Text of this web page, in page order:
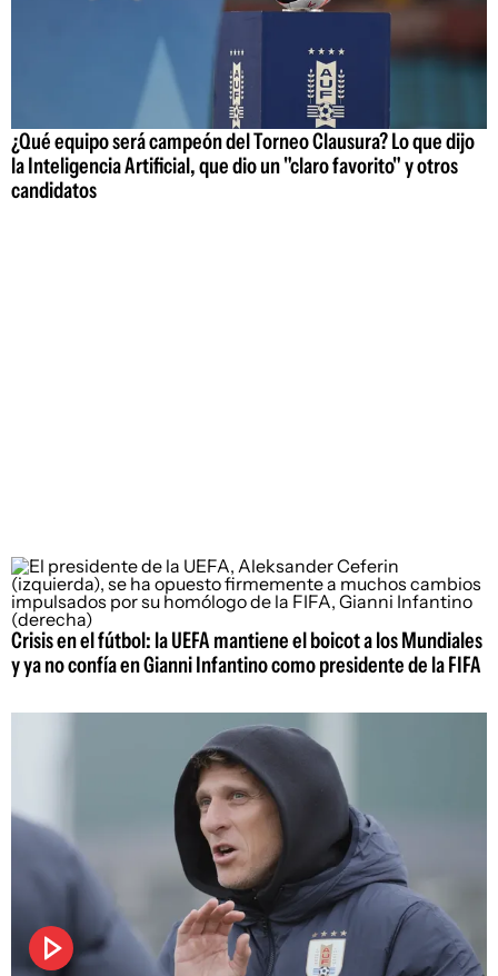
¿Qué equipo será campeón del Torneo Clausura? Lo que dijo
la Inteligencia Artificial, que dio un "claro favorito" y otros
candidatos
Crisis en el fútbol: la UEFA mantiene el boicot a los Mundiales
y ya no confía en Gianni Infantino como presidente de la FIFA